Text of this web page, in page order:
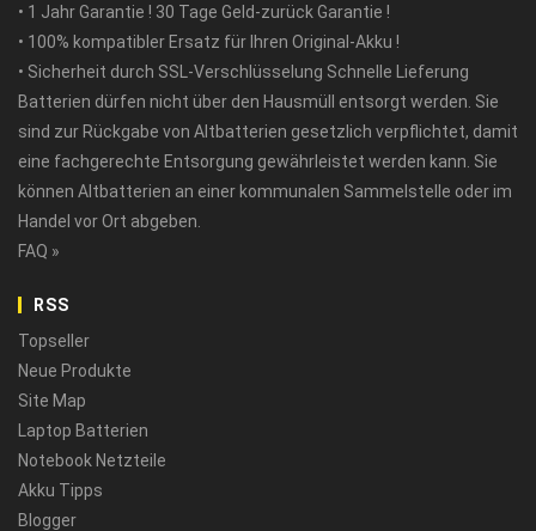
• 1 Jahr Garantie ! 30 Tage Geld-zurück Garantie !
• 100% kompatibler Ersatz für Ihren Original-Akku !
• Sicherheit durch SSL-Verschlüsselung Schnelle Lieferung
Batterien dürfen nicht über den Hausmüll entsorgt werden. Sie
sind zur Rückgabe von Altbatterien gesetzlich verpflichtet, damit
eine fachgerechte Entsorgung gewährleistet werden kann. Sie
können Altbatterien an einer kommunalen Sammelstelle oder im
Handel vor Ort abgeben.
FAQ »
RSS
Topseller
Neue Produkte
Site Map
Laptop Batterien
Notebook Netzteile
Akku Tipps
Blogger